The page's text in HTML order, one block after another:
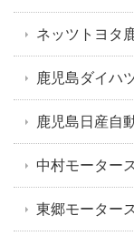
ネッツトヨタ
鹿児島ダイハ
鹿児島日産自
中村モーター
東郷モーター